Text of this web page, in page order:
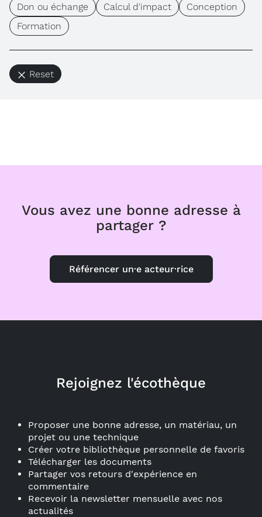
Don ou échange Calcul d'impact
Conception
Formation
Reset
Vous avez une bonne adresse à
partager ?
Référencer un·e acteur·rice
Rejoignez l'écothèque
Proposer une bonne adresse, un matériau, un
projet ou une technique
Créer votre bibliothèque personnelle de favoris
Télécharger les documents
Partager vos retours d'expérience en
commentaire
Recevoir la newsletter mensuelle avec nos
actualités